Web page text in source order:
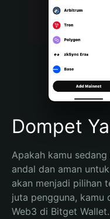
Bahasa Indonesia
Português (Brasil)
Español (Argentina)
Dompet
Apakah kamu
andal dan aman
akan menjadi pilihan
juta pengguna, kamu
Web3 di Bitget